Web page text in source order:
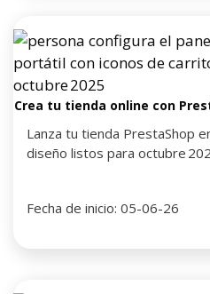
Crea tu tienda online con
Lanza tu tienda PrestaShop
diseño listos para octubre
Fecha de inicio: 05-06-26